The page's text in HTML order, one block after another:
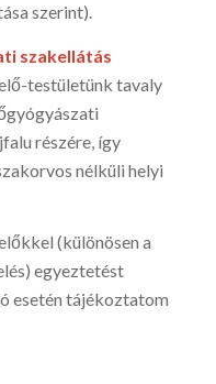
szerint).
szakellátás
testületünk tavaly
részére, így
nélküli helyi
(különösen a
egyeztetést
esetén tájékoztatom